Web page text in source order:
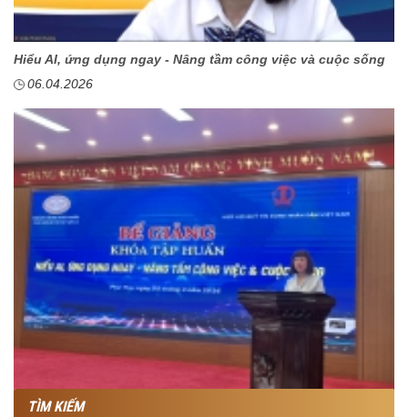
Hiểu AI, ứng dụng ngay - Nâng tầm công việc và cuộc sống
06.04.2026
TÌM KIẾM